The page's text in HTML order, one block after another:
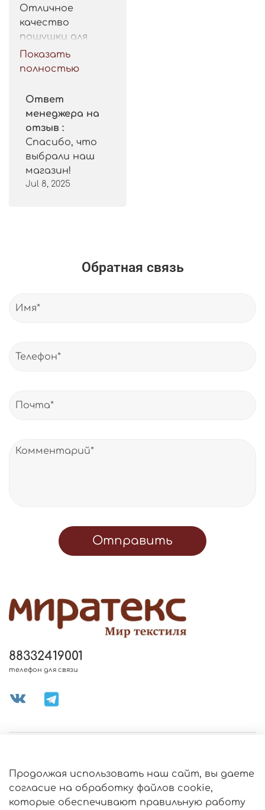
Отличное
качество
пошушки для
такой цены.
Рекомендую.
Показать
полностью
Ответ
менеджера на
отзыв :
Спасибо, что
выбрали наш
магазин!
Jul 8, 2025
Обратная связь
Отправить
ИНФОРМАЦИЯ
88332419001
телефон для связи
Продолжая использовать наш сайт, вы даете
согласие на обработку файлов cookie,
которые обеспечивают правильную работу
Политика
обработки